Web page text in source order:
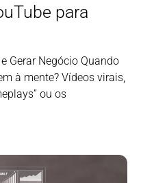
para
Gerar Negócio Quando
à mente? Vídeos virais,
ou os